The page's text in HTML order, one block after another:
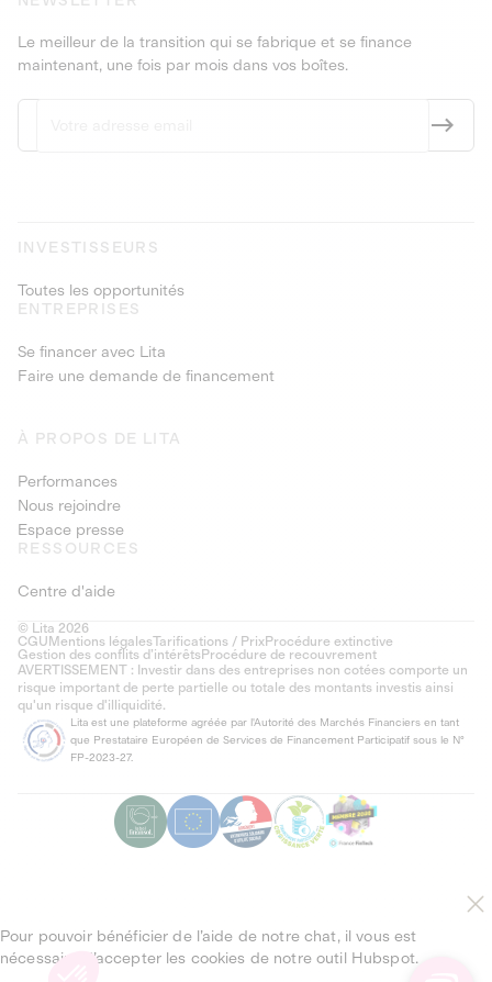
Le meilleur de la transition qui se fabrique et se finance
maintenant, une fois par mois dans vos boîtes.
INVESTISSEURS
Toutes les opportunités
ENTREPRISES
Se financer avec Lita
Faire une demande de financement
À PROPOS DE LITA
Performances
Nous rejoindre
Espace presse
RESSOURCES
Centre d'aide
© Lita 2026
CGU Mentions légalesTarifications / PrixProcédure extinctive
Gestion des conflits d’intérêtsProcédure de recouvrement
AVERTISSEMENT : Investir dans des entreprises non cotées comporte un
risque important de perte partielle ou totale des montants investis ainsi
qu'un risque d'illiquidité.
Lita est une plateforme agréée par l'Autorité des Marchés Financiers en tant
que Prestataire Européen de Services de Financement Participatif sous le N°
FP-2023-27.
Pour pouvoir bénéficier de l’aide de notre chat, il vous est
nécessaire d’accepter les cookies de notre outil Hubspot.